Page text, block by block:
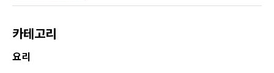
카테고리
요리